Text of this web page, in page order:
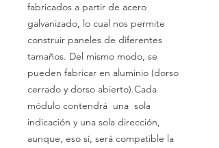
fabricados a partir de acero
galvanizado, lo cual nos permite
construir paneles de diferentes
tamaños. Del mismo modo, se
pueden fabricar en aluminio (dorso
cerrado y dorso abierto).Cada
módulo contendrá una sola
indicación y una sola dirección,
aunque, eso sí, será compatible la